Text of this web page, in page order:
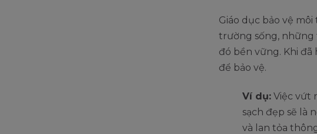
Giáo dục bảo vệ
trường sống, những
đó bền vững. Khi đã
để bảo vệ.
Ví dụ: Việc vứt
sạch đẹp sẽ là
và lan tỏa